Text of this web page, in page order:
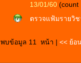
13/01/60 (count
ตรวจแฟ้มรายวิ
พบข้อมูล 11 หน้า | << ย้อ